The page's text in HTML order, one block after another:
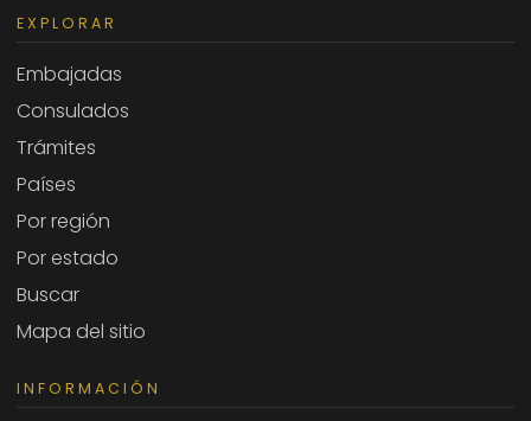
EXPLORAR
Embajadas
Consulados
Trámites
Países
Por región
Por estado
Buscar
Mapa del sitio
INFORMACIÓN